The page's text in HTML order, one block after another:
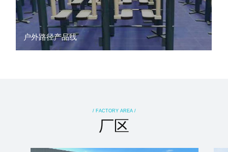
户外路径产品线
/ FACTORY AREA /
厂区